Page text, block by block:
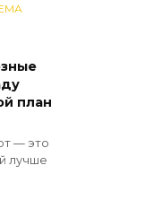
план
— это
лучше